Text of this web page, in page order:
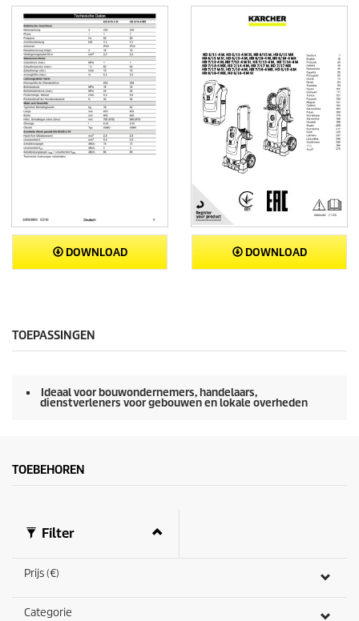
DOWNLOAD DOWNLOAD
TOEPASSINGEN
Ideaal voor bouwondernemers, handelaars,
dienstverleners voor gebouwen en lokale overheden
TOEBEHOREN
Filter
Prijs (€)
Categorie